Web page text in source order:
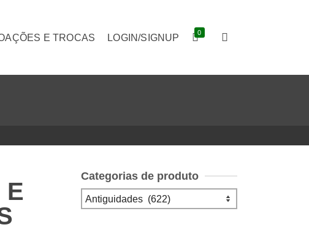
E TROCAS LOGIN/SIGNUP 0
E
Categorias de produto